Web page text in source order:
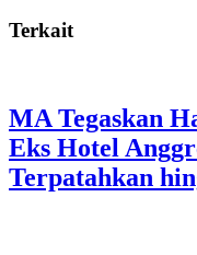
Terkait
MA Tegaskan
Eks Hotel
Terpatahkan